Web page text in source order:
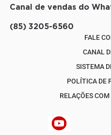
Canal de vendas do
(85) 3205-6560
FALE
CANAL
SISTEMA
POLÍTICA DE
RELAÇÕES